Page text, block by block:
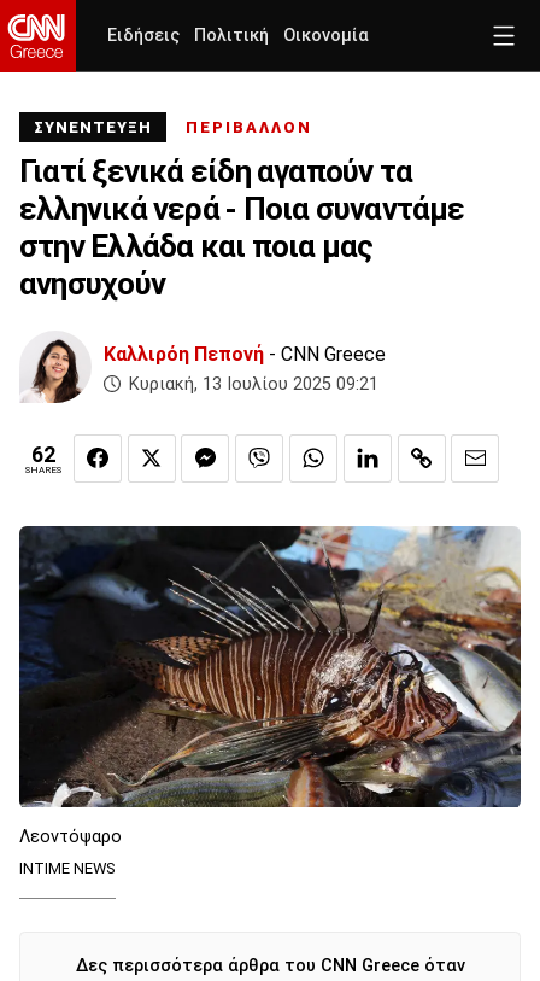
Ειδήσεις Πολιτική Οικονομία
ΣΥΝΕΝΤΕΥΞΗ ΠΕΡΙΒΑΛΛΟΝ
Γιατί ξενικά είδη αγαπούν τα
ελληνικά νερά - Ποια συναντάμε
στην Ελλάδα και ποια μας
ανησυχούν
Καλλιρόη Πεπονή - CNN Greece
Κυριακή, 13 Ιουλίου 2025 09:21
62
SHARES
Λεοντόψαρο
INTIME NEWS
Δες περισσότερα άρθρα του CNN Greece όταν